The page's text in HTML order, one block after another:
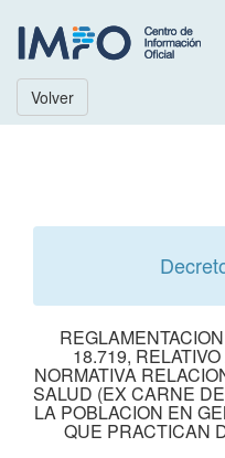
Volver
18.719,
NORMATIVA
SALUD (EX CARNE
LA POBLACION EN
QUE PRACTICAN